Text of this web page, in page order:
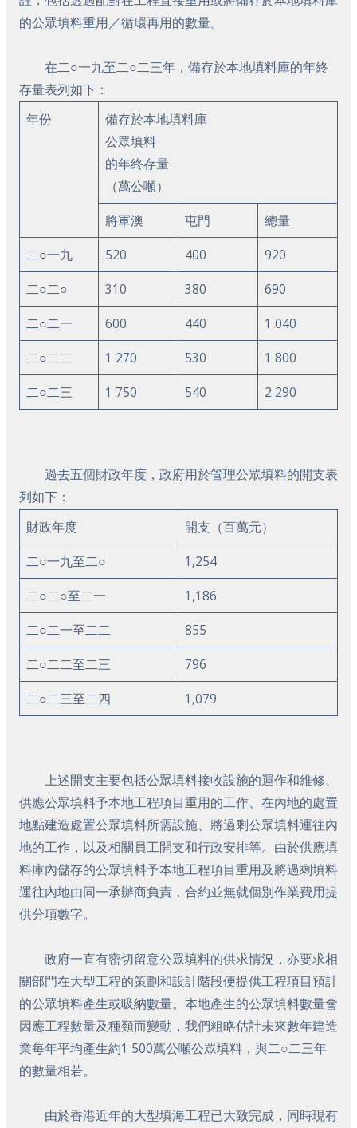
的公眾填料重用／循環再用的數量。
在二○一九至二○二三年，備存於本地填料庫的年終
存量表列如下：
年份
備存於本地填料庫
公眾填料
的年終存量
（萬公噸）
將軍澳
屯門
總量
二○一九
520 400
920
二○二○
310 380
690
二○二一
600 440
1 040
二○二二
1 270 530
1 800
二○二三
1 750 540 2 290
​過去五個財政年度，政府用於管理公眾填料的開支表
列如下：
財政年度
開支（百萬元）
二○一九至二○
1,254
二○二○至二一
1,186
二○二一至二二
855
二○二二至二三
796
二○二三至二四
1,079
上述開支主要包括公眾填料接收設施的運作和維修、
供應公眾填料予本地工程項目重用的工作、在內地的處置
地點建造處置公眾填料所需設施、將過剩公眾填料運往內
地的工作，以及相關員工開支和行政安排等。由於供應填
料庫內儲存的公眾填料予本地工程項目重用及將過剩填料
運往內地由同一承辦商負責，合約並無就個別作業費用提
供分項數字。
政府一直有密切留意公眾填料的供求情況，亦要求相
關部門在大型工程的策劃和設計階段便提供工程項目預計
的公眾填料產生或吸納數量。本地產生的公眾填料數量會
因應工程數量及種類而變動，我們粗略估計未來數年建造
業每年平均產生約1 500萬公噸公眾填料，與二○二三年
的數量相若。
由於香港近年的大型填海工程已大致完成，同時現有